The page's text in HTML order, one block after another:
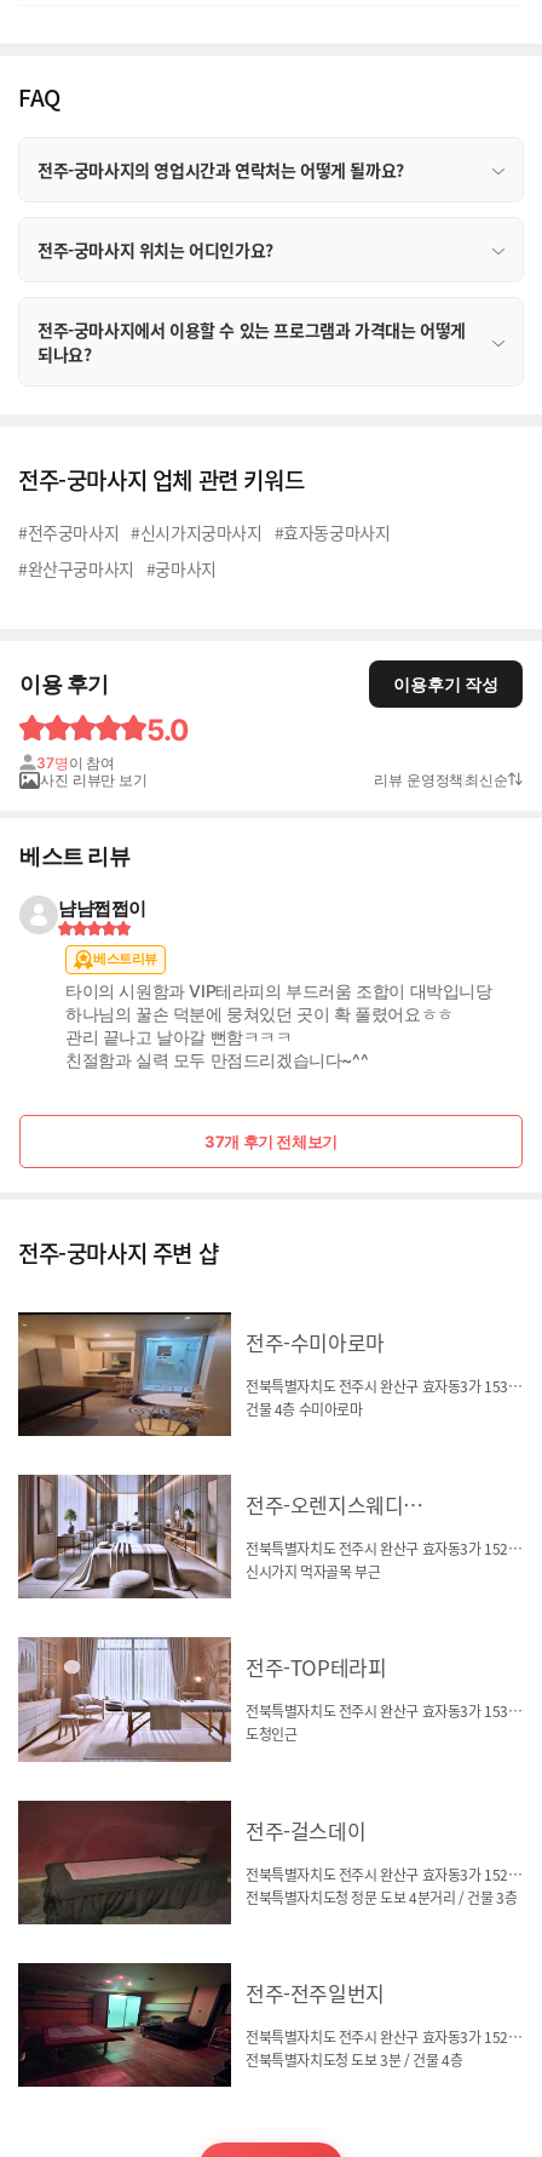
FAQ
전주-궁마사지의 영업시간과 연락처는 어떻게 될까요?
전주-궁마사지 위치는 어디인가요?
전주-궁마사지에서 이용할 수 있는 프로그램과 가격대는 어떻게
되나요?
전주-궁마사지 업체 관련 키워드
#전주궁마사지 #신시가지궁마사지 #효자동궁마사지
#완산구궁마사지 #궁마사지
이용 후기 이용후기 작성
5.0
37명 이 참여
사진 리뷰만 보기
리뷰 운영정책 최신순
베스트 리뷰
냠냠쩝쩝이
베스트리뷰
타이의 시원함과 VIP테라피의 부드러움 조합이 대박입니당
하나님의 꿀손 덕분에 뭉쳐있던 곳이 확 풀렸어요ㅎㅎ
관리 끝나고 날아갈 뻔함ㅋㅋㅋ
친절함과 실력 모두 만점드리겠습니다~^^
37개 후기 전체보기
전주-궁마사지 주변 샵
전주-수미아로마
전북특별자치도 전주시 완산구 효자동3가 1530-9
건물 4층 수미아로마
전주-오렌지스웨디시(효자동)
전북특별자치도 전주시 완산구 효자동3가 1528-10
신시가지 먹자골목 부근
전주-TOP테라피
전북특별자치도 전주시 완산구 효자동3가 1537-12
도청인근
전주-걸스데이
전북특별자치도 전주시 완산구 효자동3가 1528-13
전북특별자치도청 정문 도보 4분거리 / 건물 3층
전주-전주일번지
전북특별자치도 전주시 완산구 효자동3가 1528-8
전북특별자치도청 도보 3분 / 건물 4층